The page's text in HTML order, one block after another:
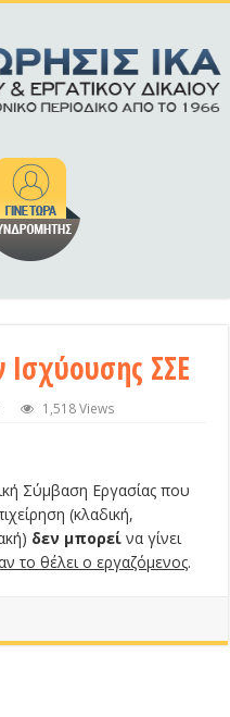
ΣΣΕ
1,518 Views
Σύμβαση Εργασίας που
(κλαδική,
δεν μπορεί να γίνει
το θέλει ο εργαζόμενος.